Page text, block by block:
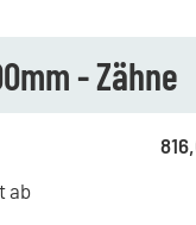
- Zähne
ab